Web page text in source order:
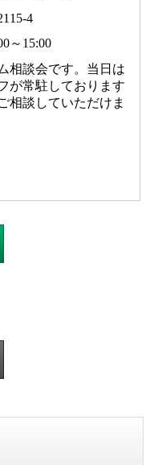
4
～15:00
相談会です。当日は
が常駐しております
相談していただけま